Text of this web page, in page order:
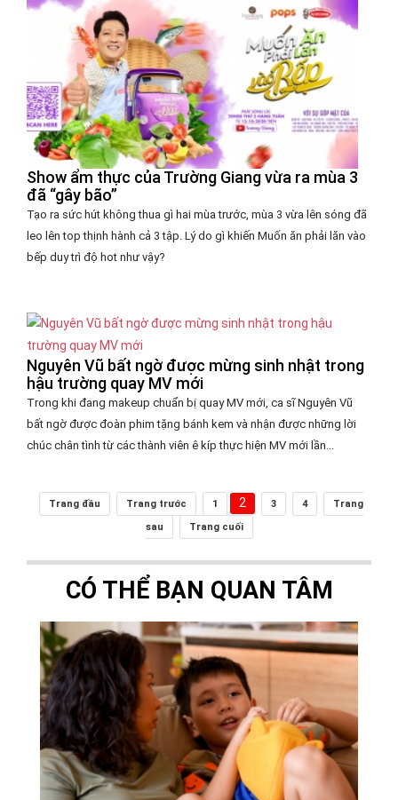
Show ẩm thực của Trường Giang vừa ra mùa 3
đã “gây bão”
Tạo ra sức hút không thua gì hai mùa trước, mùa 3 vừa lên sóng đã
leo lên top thịnh hành cả 3 tập. Lý do gì khiến Muốn ăn phải lăn vào
bếp duy trì độ hot như vậy?
Nguyên Vũ bất ngờ được mừng sinh nhật trong
hậu trường quay MV mới
Trong khi đang makeup chuẩn bị quay MV mới, ca sĩ Nguyên Vũ
bất ngờ được đoàn phim tặng bánh kem và nhận được những lời
chúc chân tình từ các thành viên ê kíp thực hiện MV mới lần...
Trang đầu Trang trước 1 2 3 4
Trang
sau
Trang cuối
CÓ THỂ BẠN QUAN TÂM